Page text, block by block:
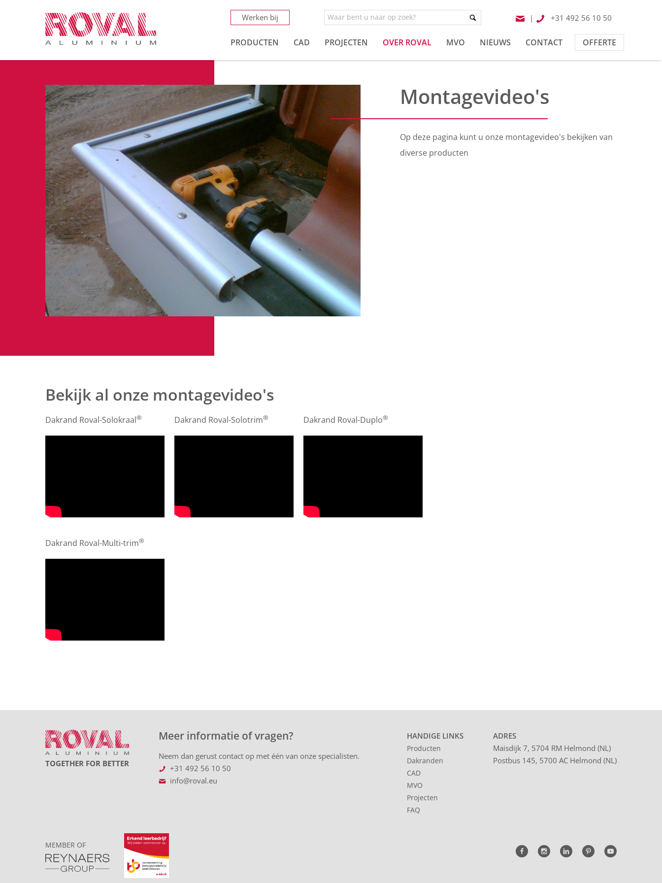
Werken bij | +31 492 56 10 50
PRODUCTEN CAD PROJECTEN OVER ROVAL MVO NIEUWS CONTACT OFFERTE
Montagevideo's
Op deze pagina kunt u onze montagevideo's bekijken van
diverse producten
Bekijk al onze montagevideo's
Dakrand Roval-Solokraal® Dakrand Roval-Solotrim® Dakrand Roval-Duplo®
Dakrand Roval-Multi-trim®
TOGETHER FOR BETTER
Meer informatie of vragen?
Neem dan gerust contact op met één van onze specialisten.
+31 492 56 10 50
info@roval.eu
HANDIGE LINKS
Producten
Dakranden
CAD
MVO
Projecten
FAQ
ADRES
Maisdijk 7, 5704 RM Helmond (NL)
Postbus 145, 5700 AC Helmond (NL)
MEMBER OF